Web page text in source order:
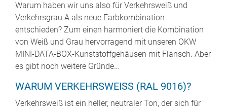
Warum haben wir uns also für Verkehrsweiß und
Verkehrsgrau A als neue Farbkombination
entschieden? Zum einen harmoniert die Kombination
von Weiß und Grau hervorragend mit unseren OKW
MINI-DATA-BOX-Kunststoffgehäusen mit Flansch. Aber
es gibt noch weitere Gründe…
WARUM VERKEHRSWEISS (RAL 9016)?
Verkehrsweiß ist ein heller, neutraler Ton, der sich für